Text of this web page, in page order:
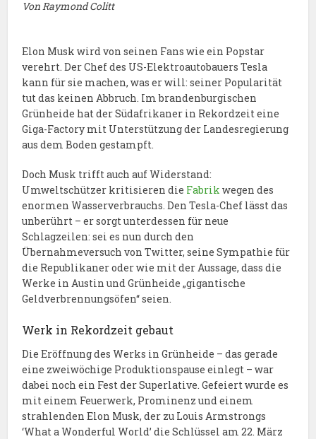
Von Raymond Colitt
Elon Musk wird von seinen Fans wie ein Popstar
verehrt. Der Chef des US-Elektroautobauers Tesla
kann für sie machen, was er will: seiner Popularität
tut das keinen Abbruch. Im brandenburgischen
Grünheide hat der Südafrikaner in Rekordzeit eine
Giga-Factory mit Unterstützung der Landesregierung
aus dem Boden gestampft.
Doch Musk trifft auch auf Widerstand:
Umweltschützer kritisieren die Fabrik wegen des
enormen Wasserverbrauchs. Den Tesla-Chef lässt das
unberührt – er sorgt unterdessen für neue
Schlagzeilen: sei es nun durch den
Übernahmeversuch von Twitter, seine Sympathie für
die Republikaner oder wie mit der Aussage, dass die
Werke in Austin und Grünheide „gigantische
Geldverbrennungsöfen“ seien.
Werk in Rekordzeit gebaut
Die Eröffnung des Werks in Grünheide – das gerade
eine zweiwöchige Produktionspause einlegt – war
dabei noch ein Fest der Superlative. Gefeiert wurde es
mit einem Feuerwerk, Prominenz und einem
strahlenden Elon Musk, der zu Louis Armstrongs
‘What a Wonderful World’ die Schlüssel am 22. März